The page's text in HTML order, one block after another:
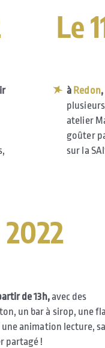
Le
à Redon,
atelier
goûter
sur la
de 13h,avec des
un bar à sirop, une
une animation lecture,
partagé !